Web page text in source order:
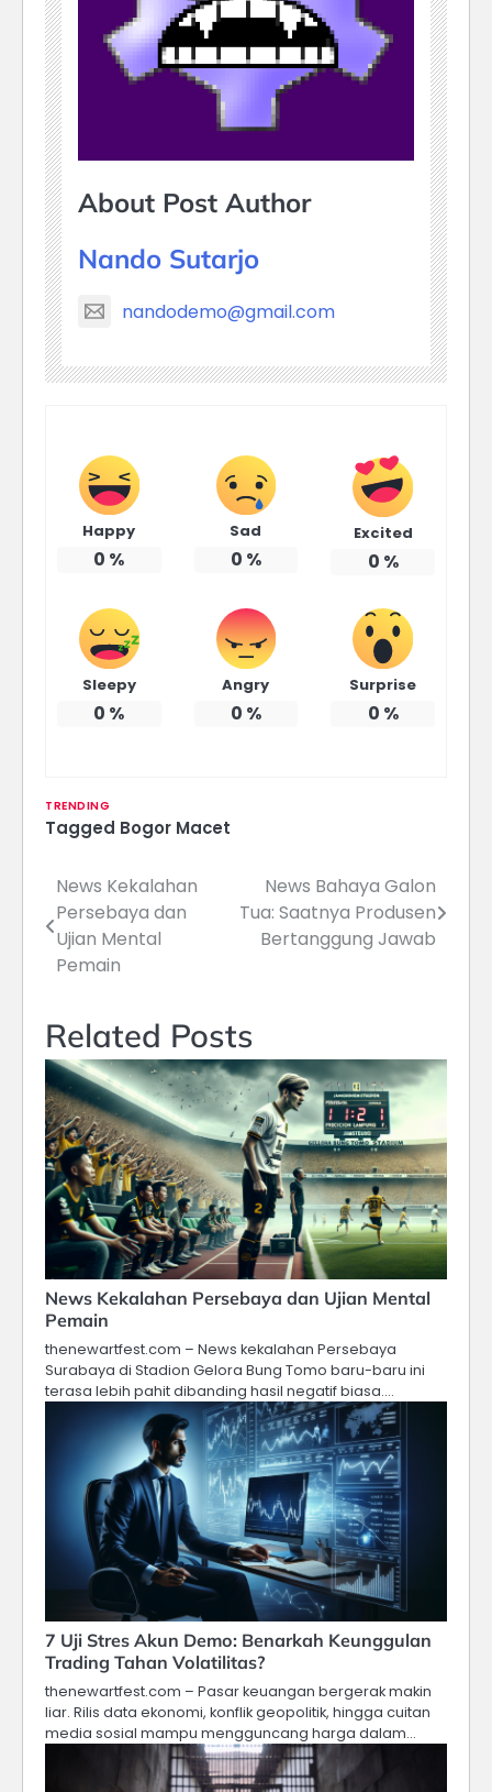
About Post Author
Nando Sutarjo
nandodemo@gmail.com
Happy
0 %
Sad
0 %
Excited
0 %
Sleepy
0 %
Angry
0 %
Surprise
0 %
TRENDING
Tagged Bogor Macet
Navigasi
pos
News Kekalahan
Persebaya dan
Ujian Mental
Pemain
News Bahaya Galon
Tua: Saatnya Produsen
Bertanggung Jawab
Related Posts
News Kekalahan Persebaya dan Ujian Mental
Pemain
thenewartfest.com – News kekalahan Persebaya
Surabaya di Stadion Gelora Bung Tomo baru-baru ini
terasa lebih pahit dibanding hasil negatif biasa.…
7 Uji Stres Akun Demo: Benarkah Keunggulan
Trading Tahan Volatilitas?
thenewartfest.com – Pasar keuangan bergerak makin
liar. Rilis data ekonomi, konflik geopolitik, hingga cuitan
media sosial mampu mengguncang harga dalam…